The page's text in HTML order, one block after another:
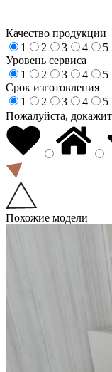
Качество продукции
1
2 3 4
5
Уровень сервиса
1
2 3 4
5
Срок изготовления
1
2 3 4
5
Пожалуйста,
Похожие модели